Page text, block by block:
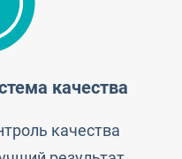
качества
качества